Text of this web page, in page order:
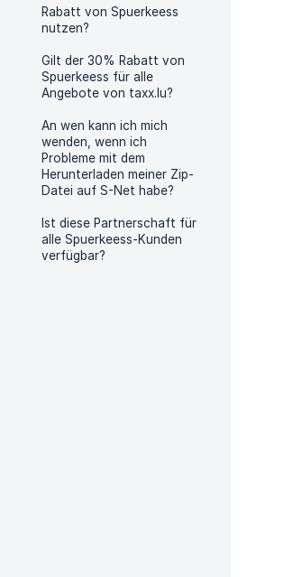
Rabatt von Spuerkeess
nutzen?
Gilt der 30% Rabatt von
Spuerkeess für alle
Angebote von taxx.lu?
An wen kann ich mich
wenden, wenn ich
Probleme mit dem
Herunterladen meiner Zip-
Datei auf S-Net habe?
Ist diese Partnerschaft für
alle Spuerkeess-Kunden
verfügbar?